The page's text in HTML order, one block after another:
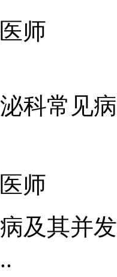
师
科常见
师
及其并